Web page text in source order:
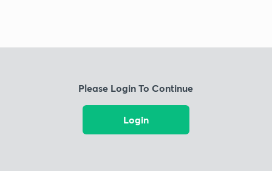
Please Login To Continue
Login